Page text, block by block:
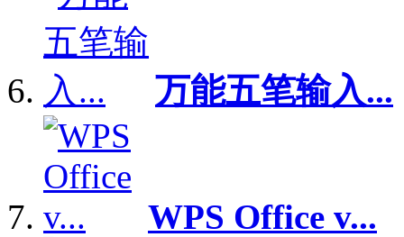
万能五笔输入...
WPS Office v...